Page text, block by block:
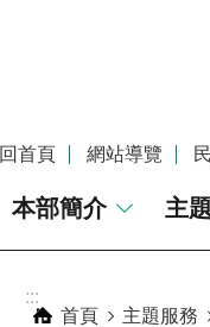
回首頁 網站導覽
本部簡介 主
:::
首頁
主題服務